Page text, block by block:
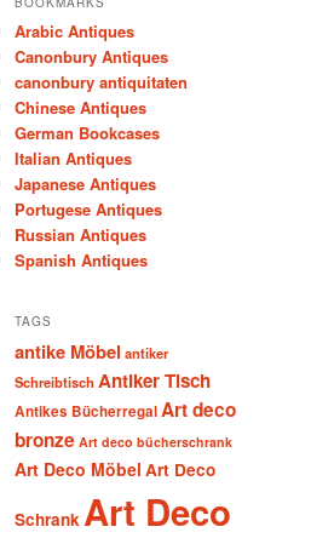
Arabic Antiques
Canonbury Antiques
canonbury antiquitaten
Chinese Antiques
German Bookcases
Italian Antiques
Japanese Antiques
Portugese Antiques
Russian Antiques
Spanish Antiques
TAGS
antike Möbel antiker
Schreibtisch Antiker Tisch
Antikes BücherregalArt deco
bronze Art deco bücherschrank
Art Deco Möbel Art Deco
Schrank Art Deco